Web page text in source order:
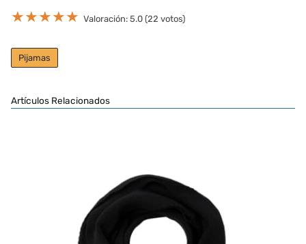
★★★★★ Valoración: 5.0 (22 votos)
Pijamas
Artículos Relacionados